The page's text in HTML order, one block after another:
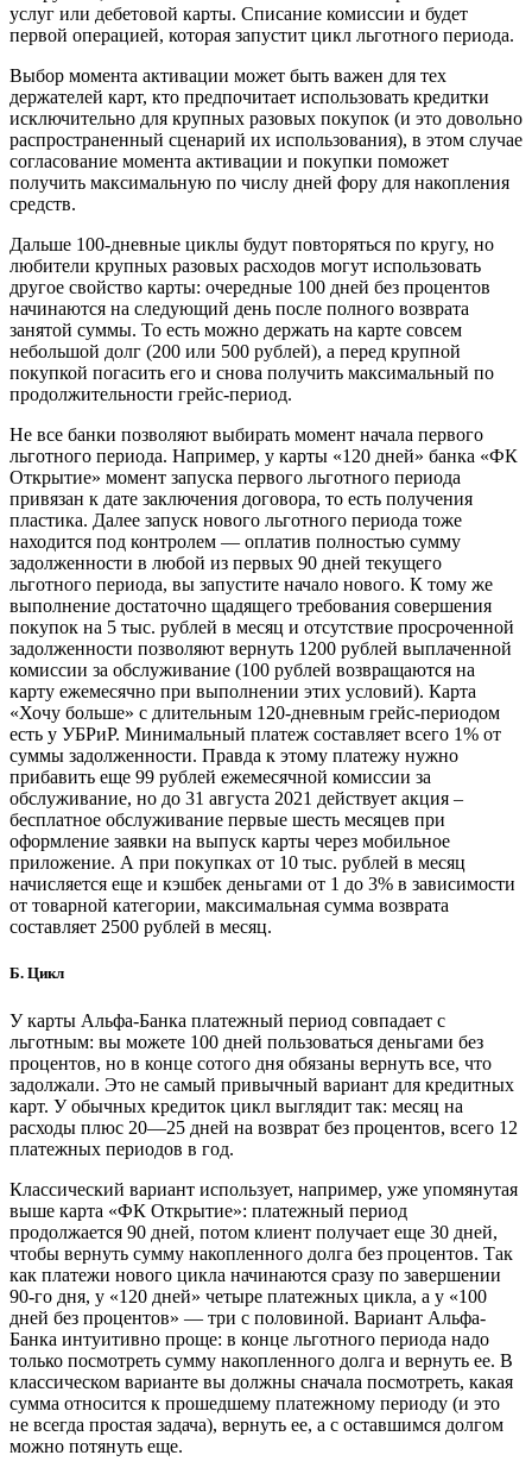
услуг или дебетовой карты. Списание комиссии и будет
первой операцией, которая запустит цикл льготного периода.
Выбор момента активации может быть важен для тех
держателей карт, кто предпочитает использовать кредитки
исключительно для крупных разовых покупок (и это довольно
распространенный сценарий их использования), в этом случае
согласование момента активации и покупки поможет
получить максимальную по числу дней фору для накопления
средств.
Дальше 100-дневные циклы будут повторяться по кругу, но
любители крупных разовых расходов могут использовать
другое свойство карты: очередные 100 дней без процентов
начинаются на следующий день после полного возврата
занятой суммы. То есть можно держать на карте совсем
небольшой долг (200 или 500 рублей), а перед крупной
покупкой погасить его и снова получить максимальный по
продолжительности грейс-период.
Не все банки позволяют выбирать момент начала первого
льготного периода. Например, у карты «120 дней» банка «ФК
Открытие» момент запуска первого льготного периода
привязан к дате заключения договора, то есть получения
пластика. Далее запуск нового льготного периода тоже
находится под контролем — оплатив полностью сумму
задолженности в любой из первых 90 дней текущего
льготного периода, вы запустите начало нового. К тому же
выполнение достаточно щадящего требования совершения
покупок на 5 тыс. рублей в месяц и отсутствие просроченной
задолженности позволяют вернуть 1200 рублей выплаченной
комиссии за обслуживание (100 рублей возвращаются на
карту ежемесячно при выполнении этих условий). Карта
«Хочу больше» с длительным 120-дневным грейс-периодом
есть у УБРиР. Минимальный платеж составляет всего 1% от
суммы задолженности. Правда к этому платежу нужно
прибавить еще 99 рублей ежемесячной комиссии за
обслуживание, но до 31 августа 2021 действует акция –
бесплатное обслуживание первые шесть месяцев при
оформление заявки на выпуск карты через мобильное
приложение. А при покупках от 10 тыс. рублей в месяц
начисляется еще и кэшбек деньгами от 1 до 3% в зависимости
от товарной категории, максимальная сумма возврата
составляет 2500 рублей в месяц.
Б. Цикл
У карты Альфа-Банка платежный период совпадает с
льготным: вы можете 100 дней пользоваться деньгами без
процентов, но в конце сотого дня обязаны вернуть все, что
задолжали. Это не самый привычный вариант для кредитных
карт. У обычных кредиток цикл выглядит так: месяц на
расходы плюс 20—25 дней на возврат без процентов, всего 12
платежных периодов в год.
Классический вариант использует, например, уже упомянутая
выше карта «ФК Открытие»: платежный период
продолжается 90 дней, потом клиент получает еще 30 дней,
чтобы вернуть сумму накопленного долга без процентов. Так
как платежи нового цикла начинаются сразу по завершении
90-го дня, у «120 дней» четыре платежных цикла, а у «100
дней без процентов» — три с половиной. Вариант Альфа-
Банка интуитивно проще: в конце льготного периода надо
только посмотреть сумму накопленного долга и вернуть ее. В
классическом варианте вы должны сначала посмотреть, какая
сумма относится к прошедшему платежному периоду (и это
не всегда простая задача), вернуть ее, а с оставшимся долгом
можно потянуть еще.